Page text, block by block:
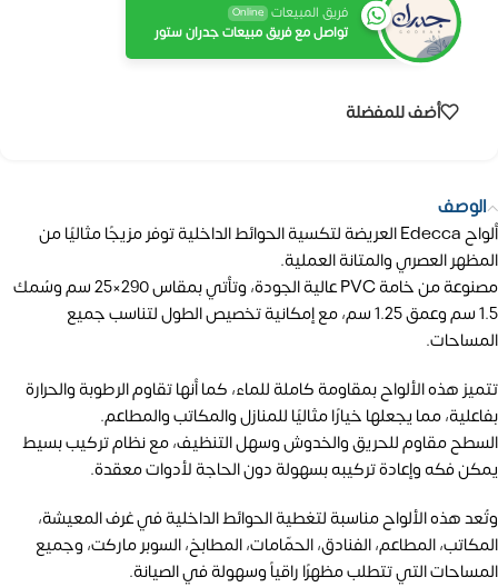
فريق المبيعات Online
تواصل مع فريق مبيعات جدران ستور
أضف للمفضلة
الوصف
ألواح Edecca العريضة لتكسية الحوائط الداخلية توفر مزيجًا مثاليًا من
المظهر العصري والمتانة العملية.
مصنوعة من خامة PVC عالية الجودة، وتأتي بمقاس 290×25 سم وسُمك
1.5 سم وعمق 1.25 سم، مع إمكانية تخصيص الطول لتناسب جميع
المساحات.
تتميز هذه الألواح بمقاومة كاملة للماء، كما أنها تقاوم الرطوبة والحرارة
بفاعلية، مما يجعلها خيارًا مثاليًا للمنازل والمكاتب والمطاعم.
السطح مقاوم للحريق والخدوش وسهل التنظيف، مع نظام تركيب بسيط
يمكن فكه وإعادة تركيبه بسهولة دون الحاجة لأدوات معقدة.
وتُعد هذه الألواح مناسبة لتغطية الحوائط الداخلية في غرف المعيشة،
المكاتب، المطاعم، الفنادق، الحمّامات، المطابخ، السوبر ماركت، وجميع
المساحات التي تتطلب مظهرًا راقياً وسهولة في الصيانة.